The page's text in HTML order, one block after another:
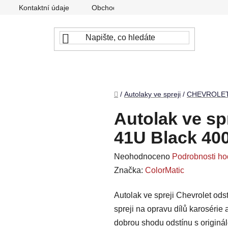
Kontaktní údaje Obchodní podmínky
Domů
/ Autolaky ve spreji /
Autolak ve
41U Black
Průměrné
hodnocení
je
0,0
z
Neohodnoceno Podrobnosti
Značka: ColorMatic
Autolak ve spreji Chevrolet
spreji na opravu dílů karosérie
dobrou shodu odstínu s